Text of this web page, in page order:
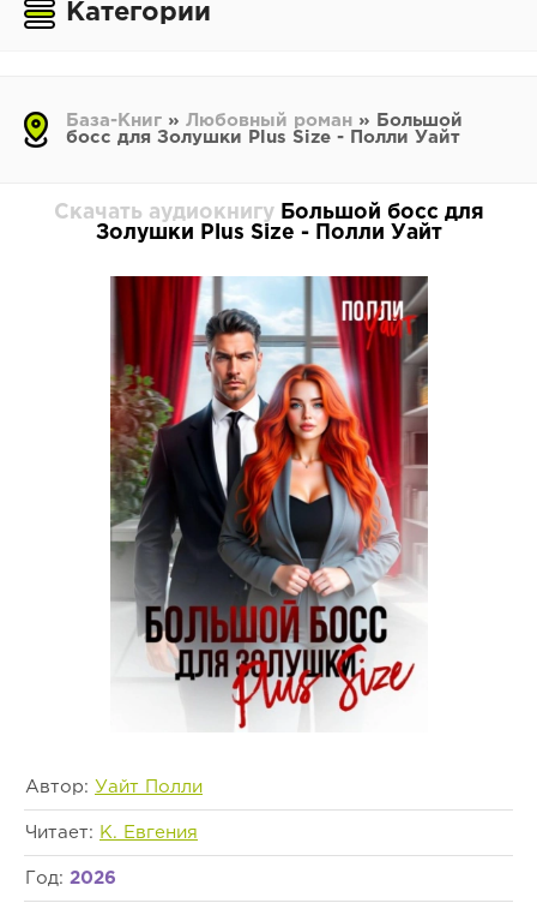
Категории
База-Книг » Любовный роман » Большой
босс для Золушки Plus Size - Полли Уайт
Скачать аудиокнигу Большой босс для
Золушки Plus Size - Полли Уайт
Автор: Уайт Полли
Читает: К. Евгения
Год: 2026